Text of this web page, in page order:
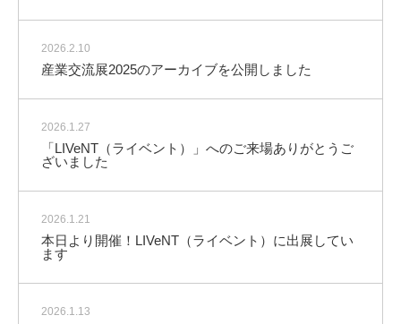
2026.2.10
産業交流展2025のアーカイブを公開しました
2026.1.27
「LIVeNT（ライベント）」へのご来場ありがとうご
ざいました
2026.1.21
本日より開催！LIVeNT（ライベント）に出展してい
ます
2026.1.13